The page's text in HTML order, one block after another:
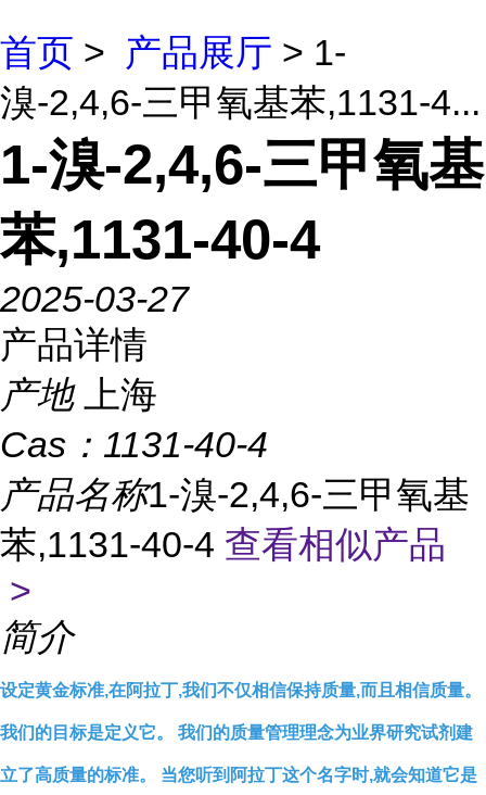
首页 > 产品展厅 > 1-
溴-2,4,6-三甲氧基苯,1131-4...
1-溴-2,4,6-三甲氧基
苯,1131-40-4
2025-03-27
产品详情
产地
上海
Cas： 1131-40-4
产品名称1-溴-2,4,6-三甲氧基
苯,1131-40-4 查看相似产品
>
简介
设定黄金标准,在阿拉丁,我们不仅相信保持质量,而且相信质量。
我们的目标是定义它。 我们的质量管理理念为业界研究试剂建
立了高质量的标准。 当您听到阿拉丁这个名字时,就会知道它是